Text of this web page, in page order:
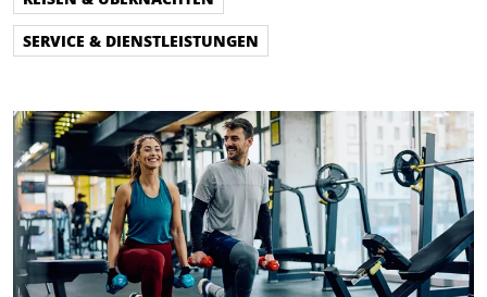
SERVICE & DIENSTLEISTUNGEN